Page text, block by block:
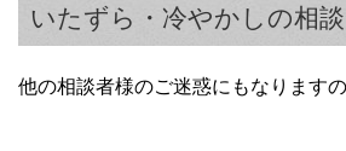
いたずら・冷やかしの相談
他の相談者様のご迷惑にもなります